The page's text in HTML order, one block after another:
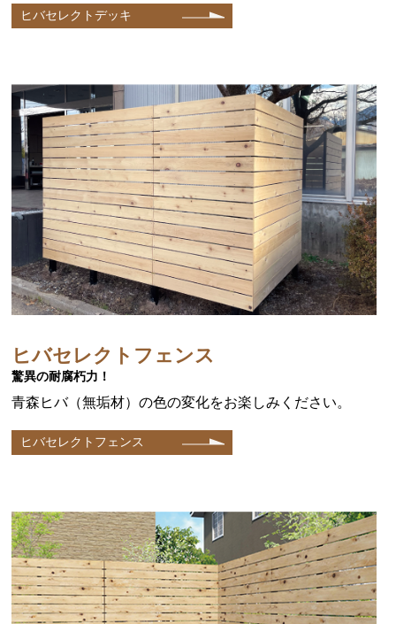
ヒバセレクトデッキ
ヒバセレクトフェンス
驚異の耐腐朽力！
青森ヒバ（無垢材）の色の変化をお楽しみください。
ヒバセレクトフェンス